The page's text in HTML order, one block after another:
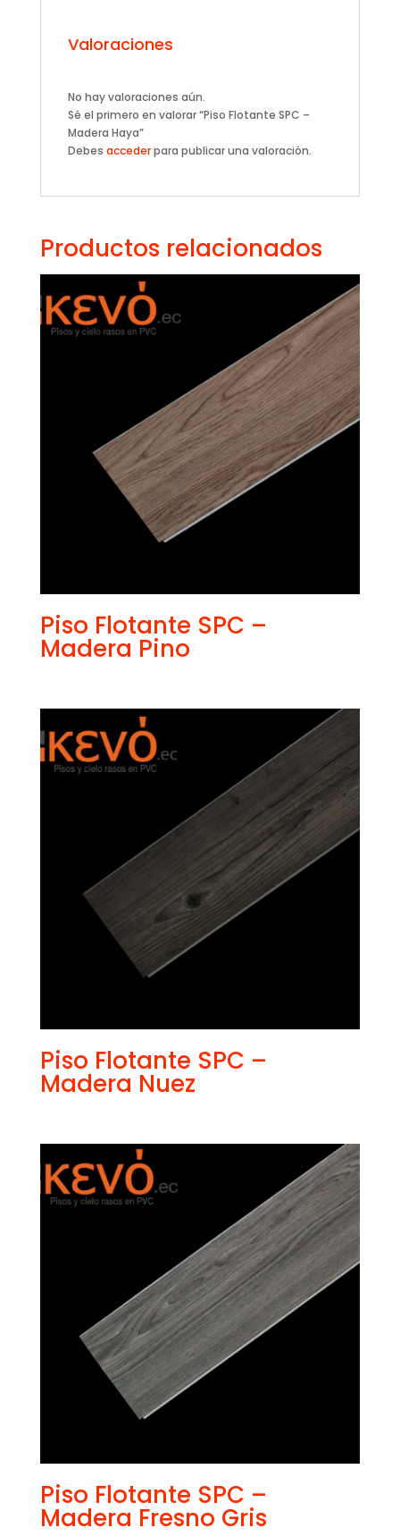
Valoraciones
No hay valoraciones aún.
Sé el primero en valorar “Piso Flotante SPC –
Madera Haya”
Debes accederpara publicar una valoración.
Productos relacionados
Piso Flotante SPC –
Madera Pino
Piso Flotante SPC –
Madera Nuez
Piso Flotante SPC –
Madera Fresno Gris